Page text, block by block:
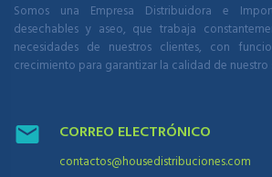
Somos una Empresa Distribuidora e
desechables y aseo, que trabaja
necesidades de nuestros clientes, con
crecimiento para garantizar la calidad de nuestro
CORREO ELECTRÓNICO
contactos@housedistribuciones.com